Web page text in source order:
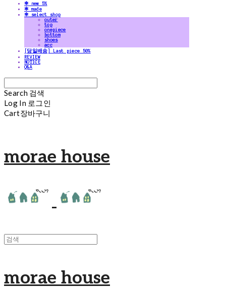
✻ new 5%
✻ made
✻ select shop
outer
top
onepiece
bottom
shoes
acc
[당일배송] Last piece 50%
REVIEW
NOTICE
Q&A
Search 검색
Log In 로그인
Cart장바구니
morae house
morae house